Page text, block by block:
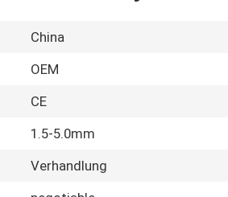
China
OEM
CE
1.5-5.0mm
Verhandlung